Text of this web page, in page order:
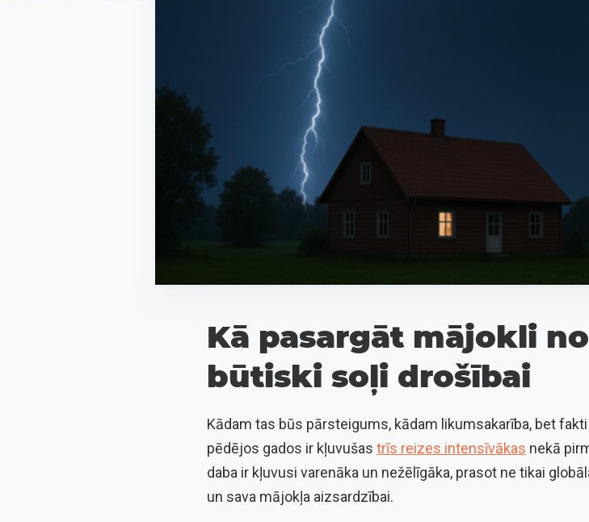
Kā pasargāt mājokli
būtiski soļi drošībai
Kādam tas būs pārsteigums, kādam likumsakarība, bet
pēdējos gados ir kļuvušas trīs reizes intensīvākas nekā
daba ir kļuvusi varenāka un nežēlīgāka, prasot ne tikai
un sava mājokļa aizsardzībai.